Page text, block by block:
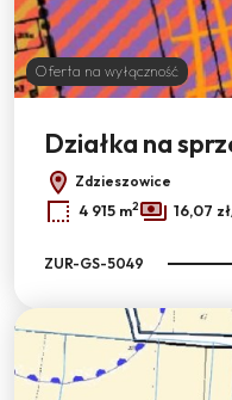
Oferta na wyłączność
Działka na
Zdzieszowice
4 915 m2 16,07
ZUR-GS-5049